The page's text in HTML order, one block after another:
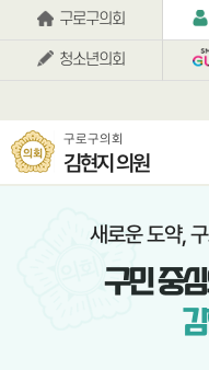
본문바로가기구로구의회
청소년의회
구로구의회
김현지 의원
새로운 도약,
구민 중